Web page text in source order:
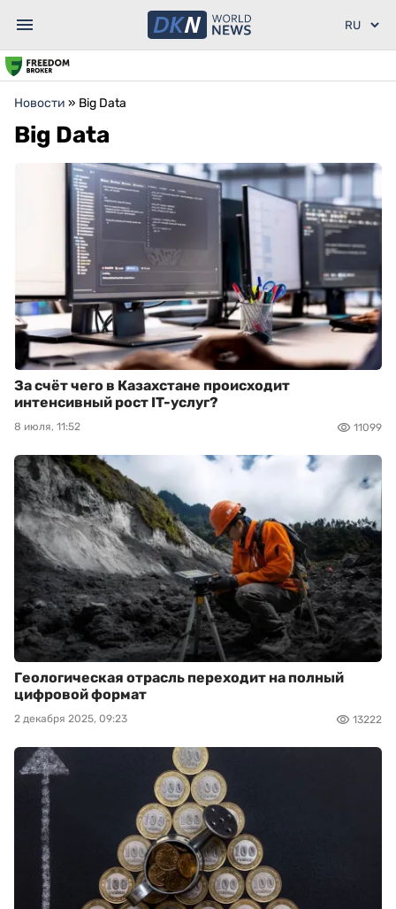
Новости » Big Data
Big Data
За счёт чего в Казахстане происходит
интенсивный рост IT-услуг?
8 июля, 11:52 11099
Геологическая отрасль переходит на полный
цифровой формат
2 декабря 2025, 09:23 13222